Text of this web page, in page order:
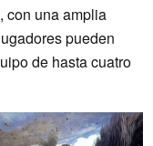
con una amplia
pueden
de hasta cuatro